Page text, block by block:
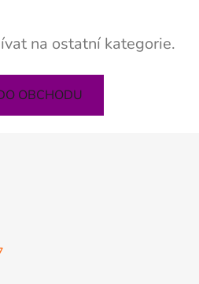
na ostatní kategorie.
OBCHODU